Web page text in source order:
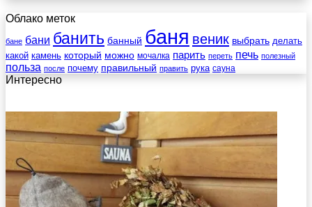
Облако меток
бане бани банить банный баня веник выбрать делать
какой камень который можно мочалка парить переть печь полезный
польза после почему правильный править рука сауна
Интересно